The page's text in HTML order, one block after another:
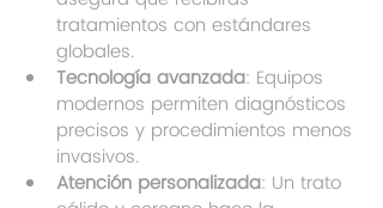
tratamientos con estándares
globales.
Tecnología avanzada: Equipos
modernos permiten diagnósticos
precisos y procedimientos menos
invasivos.
Atención personalizada: Un trato